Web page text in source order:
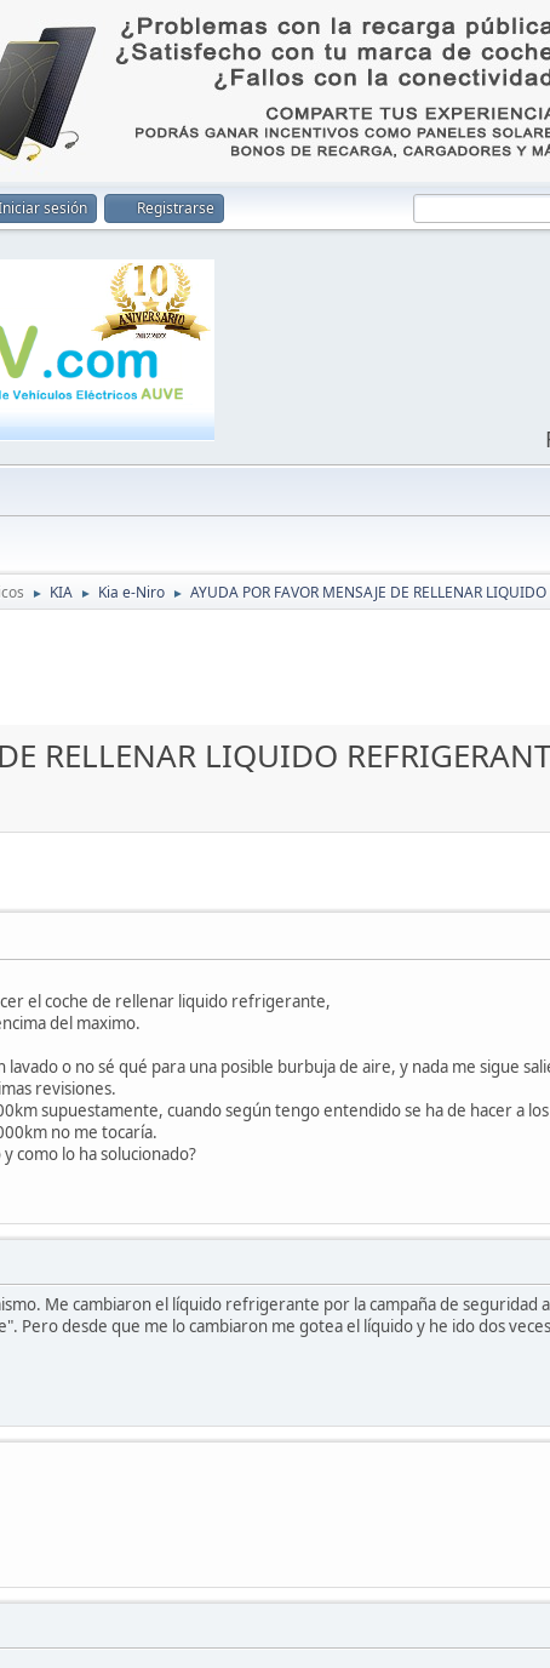
sesión Registrarse
► KIA ► Kia e-Niro ► AYUDA POR FAVOR MENSAJE DE RELLENAR LIQUIDO
RELLENAR LIQUIDO
el coche de rellenar liquido refrigerante,
del maximo.
lavado o no sé qué para una posible burbuja de aire, y nada me sigue
revisiones.
supuestamente, cuando según tengo entendido se ha de hacer a
no me tocaría.
como lo ha solucionado?
Me cambiaron el líquido refrigerante por la campaña de seguridad
Pero desde que me lo cambiaron me gotea el líquido y he ido dos